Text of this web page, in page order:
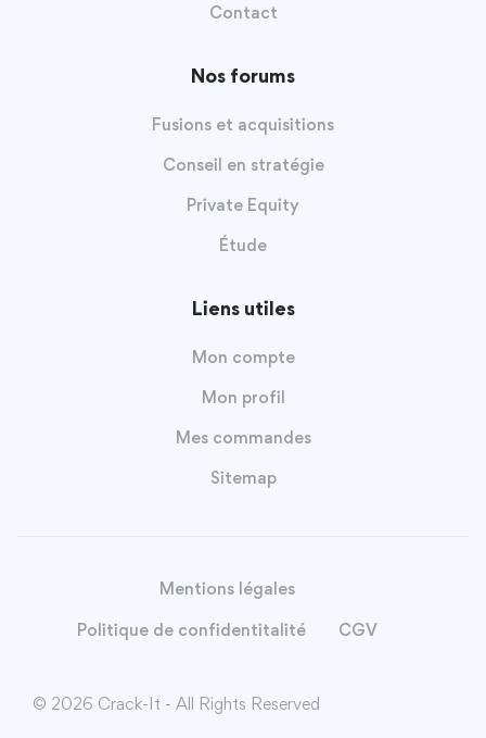
Contact
Nos forums
Fusions et acquisitions
Conseil en stratégie
Private Equity
Étude
Liens utiles
Mon compte
Mon profil
Mes commandes
Sitemap
Mentions légales
Politique de confidentitalité
CGV
© 2026 Crack-It - All Rights Reserved